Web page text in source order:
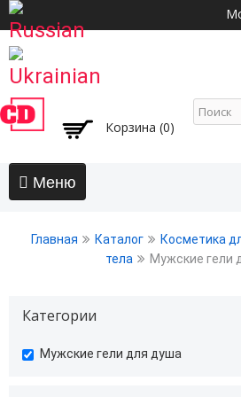
основному
Корзина (0)
Бальзамы и кондиционеры
Воски, пасты, глина, помады для
Главная Каталог Косметика
тела
Мужские гели
Категории
undefined
Мужские гели для душа